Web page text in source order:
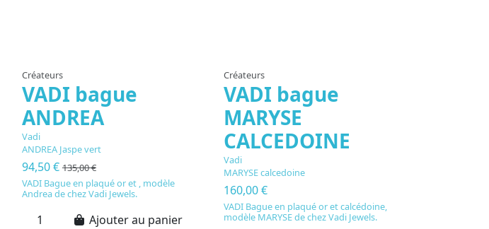
Créateurs
VADI bague
ANDREA
Vadi
ANDREA Jaspe vert
94,50 € 135,00 €
VADI Bague en plaqué or et , modèle
Andrea de chez Vadi Jewels.
Ajouter au panier
Créateurs
VADI bague
MARYSE
CALCEDOINE
Vadi
MARYSE calcedoine
160,00 €
VADI Bague en plaqué or et calcédoine,
modèle MARYSE de chez Vadi Jewels.